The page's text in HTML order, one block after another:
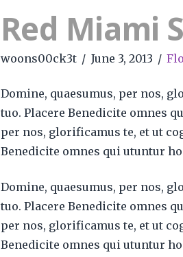
Red Miami
woons00ck3t June 3, 2013
Domine, quaesumus, per nos,
tuo. Placere Benedicite omnes
per nos, glorificamus te, et ut
Benedicite omnes qui utuntur
Domine, quaesumus, per nos,
tuo. Placere Benedicite omnes
per nos, glorificamus te, et ut
Benedicite omnes qui utuntur